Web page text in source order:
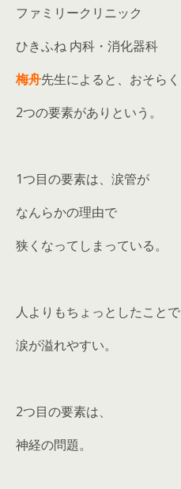
ファミリークリニック
ひきふね 内科・消化器科
梅舟先生によると、おそらく
2つの要素がありという。
1つ目の要素は、涙管が
なんらかの理由で
狭くなってしまっている。
人よりもちょっとしたことで
涙が溢れやすい。
2つ目の要素は、
神経の問題。